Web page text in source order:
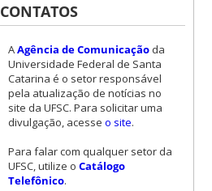
CONTATOS
AAgência de Comunicaçãoda
Universidade Federal de Santa
Catarina é o setor responsável
pela atualização de notícias no
site da UFSC. Para solicitar uma
divulgação, acesse o site.
Para falar com qualquer setor da
UFSC, utilize o Catálogo
Telefônico.